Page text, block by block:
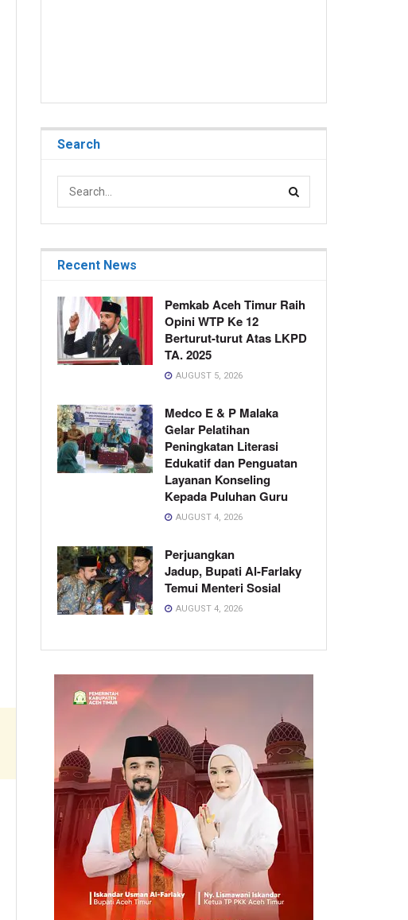
Search
Recent News
Pemkab Aceh Timur Raih
Opini WTP Ke 12
Berturut-turut Atas LKPD
TA. 2025
AUGUST 5, 2026
Medco E & P Malaka
Gelar Pelatihan
Peningkatan Literasi
Edukatif dan Penguatan
Layanan Konseling
Kepada Puluhan Guru
AUGUST 4, 2026
Perjuangkan
Jadup, Bupati Al-Farlaky
Temui Menteri Sosial
AUGUST 4, 2026